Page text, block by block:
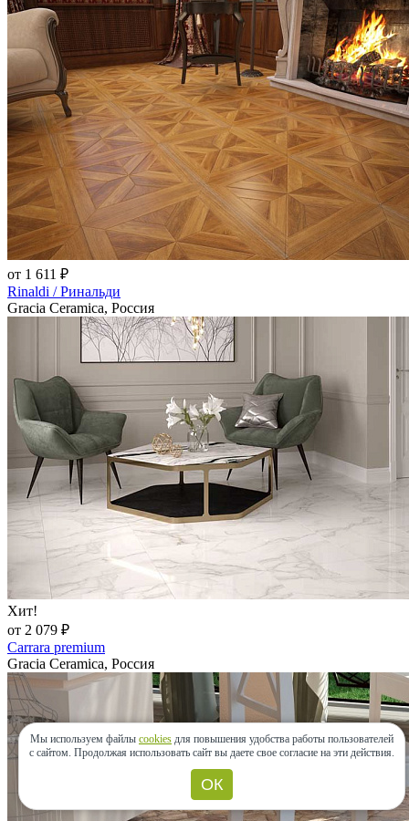
от 1 611 ₽
Rinaldi / Ринальди
Gracia Ceramica, Россия
Хит!
от 2 079 ₽
Carrara premium
Gracia Ceramica, Россия
Мы используем файлы cookies для повышения удобства работы пользователей
с сайтом. Продолжая использовать сайт вы даете свое согласие на эти действия.
ОК